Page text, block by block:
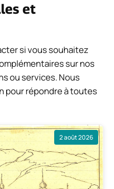
et
si vous souhaitez
sur nos
ou services. Nous
pour répondre à toutes
2 août 2026